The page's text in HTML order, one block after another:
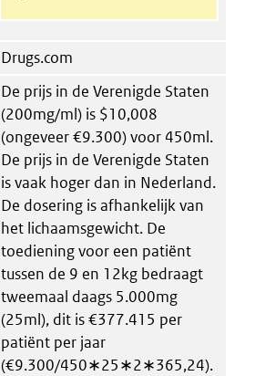
Drugs.com
De prijs in de Verenigde Staten
(200mg/ml) is $10,008
(ongeveer €9.300) voor 450ml.
De prijs in de Verenigde Staten
is vaak hoger dan in Nederland.
De dosering is afhankelijk van
het lichaamsgewicht. De
toediening voor een patiënt
tussen de 9 en 12kg bedraagt
tweemaal daags 5.000mg
(25ml), dit is €377.415 per
patiënt per jaar
(€9.300/450∗25∗2∗365,24).